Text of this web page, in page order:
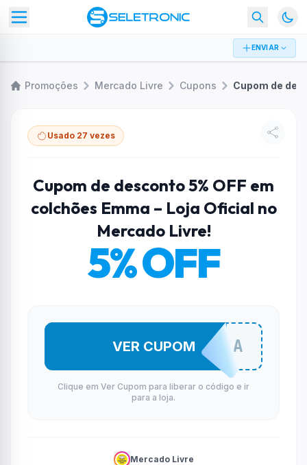
ENVIAR
Promoções Mercado Livre Cupons
Usado 27 vezes
Cupom de desconto 5% OFF em
colchões Emma – Loja Oficial no
Mercado Livre!
5% OFF
#SELEEMMA
VER CUPOM
Clique em Ver Cupom para liberar o código e ir
para a loja.
Mercado Livre